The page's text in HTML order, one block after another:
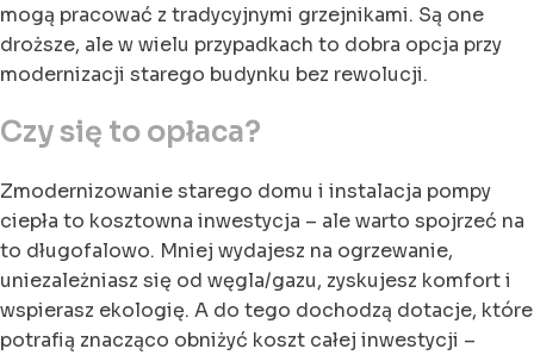
mogą pracować z tradycyjnymi grzejnikami. Są one
droższe, ale w wielu przypadkach to dobra opcja przy
modernizacji starego budynku bez rewolucji.
Czy się to opłaca?
Zmodernizowanie starego domu i instalacja pompy
ciepła to kosztowna inwestycja – ale warto spojrzeć na
to długofalowo. Mniej wydajesz na ogrzewanie,
uniezależniasz się od węgla/gazu, zyskujesz komfort i
wspierasz ekologię. A do tego dochodzą dotacje, które
potrafią znacząco obniżyć koszt całej inwestycji –